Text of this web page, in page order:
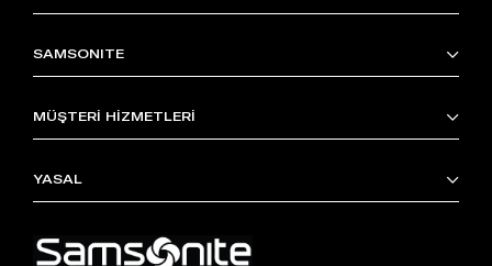
SAMSONITE
MÜŞTERİ HİZMETLERİ
YASAL